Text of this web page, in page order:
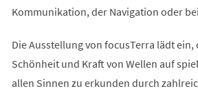
Kommunikation, der Navigation oder
Die Ausstellung von focusTerra lädt ein,
Schönheit und Kraft von Wellen auf
allen Sinnen zu erkunden durch